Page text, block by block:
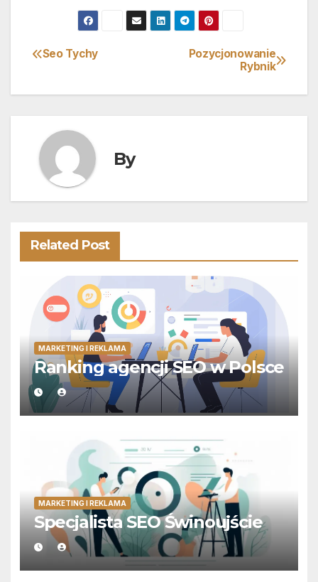
Nawigacja
wpisu
Pozycjonowanie
Rybnik
Seo Tychy
By
Related Post
MARKETING I REKLAMA
Ranking agencji SEO w Polsce
MARKETING I REKLAMA
Specjalista SEO Świnoujście